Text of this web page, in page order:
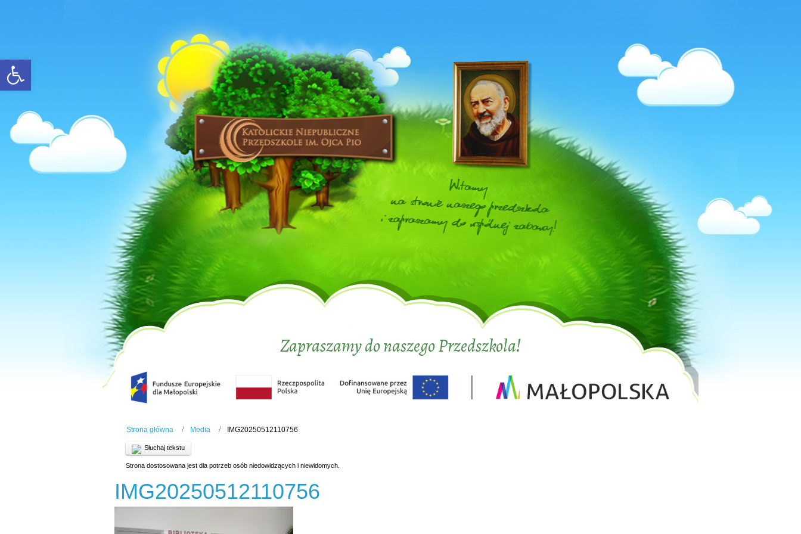
Open toolbar
Zapraszamy do naszego Przedszkola!
Strona główna Media IMG20250512110756
Słuchaj tekstu
Strona dostosowana jest dla potrzeb osób niedowidzących i niewidomych.
IMG20250512110756